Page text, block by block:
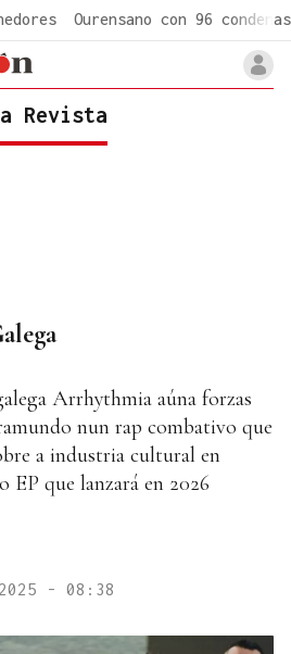
Ourensano con 96 condenas
Revista
Arrhythmia aúna forzas
nun rap combativo que
a industria cultural en
EP que lanzará en 2026
- 08:38